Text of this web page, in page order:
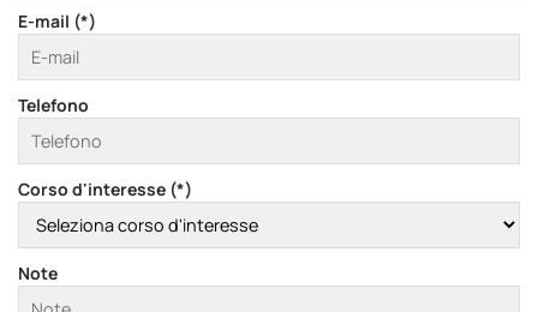
E-mail (*)
Telefono
Corso d'interesse (*)
Note